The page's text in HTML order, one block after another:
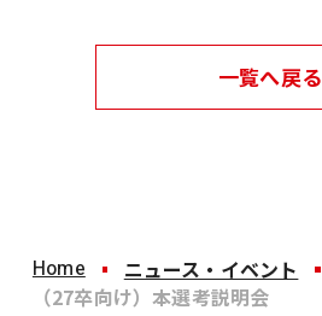
一覧へ戻る
Home
ニュース・イベント
（27卒向け）本選考説明会